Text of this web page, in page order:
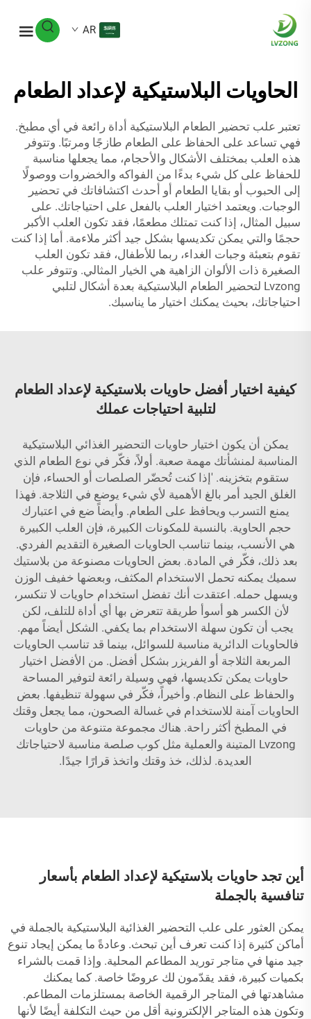
AR
الحاويات البلاستيكية لإعداد الطعام
تعتبر علب تحضير الطعام البلاستيكية أداة رائعة في أي مطبخ.
فهي تساعد على الحفاظ على الطعام طازجًا ومرتبًا. وتتوفر
هذه العلب بمختلف الأشكال والأحجام، مما يجعلها مناسبة
للحفاظ على كل شيء بدءًا من الفواكه والخضروات ووصولًا
إلى الحبوب أو بقايا الطعام أو أحدث اكتشافاتك في تحضير
الوجبات. ويعتمد اختيار العلب بالفعل على احتياجاتك. على
سبيل المثال، إذا كنت تمتلك مطعمًا، فقد تكون العلب الأكبر
حجمًا والتي يمكن تكديسها بشكل جيد أكثر ملاءمة. أما إذا كنت
تقوم بتعبئة وجبات الغداء، ربما للأطفال، فقد تكون العلب
الصغيرة ذات الألوان الزاهية هي الخيار المثالي. وتتوفر علب
Lvzong لتحضير الطعام البلاستيكية بعدة أشكال لتلبي
احتياجاتك، بحيث يمكنك اختيار ما يناسبك.
كيفية اختيار أفضل حاويات بلاستيكية لإعداد الطعام
لتلبية احتياجات عملك
يمكن أن يكون اختيار حاويات التحضير الغذائي البلاستيكية
المناسبة لمنشأتك مهمة صعبة. أولاً، فكّر في نوع الطعام الذي
ستقوم بتخزينه. 'إذا كنت تُحضّر الصلصات أو الحساء، فإن
الغلق الجيد أمر بالغ الأهمية لأي شيء يوضع في الثلاجة. فهذا
يمنع التسرب ويحافظ على الطعام. وأيضاً ضع في اعتبارك
حجم الحاوية. بالنسبة للمكونات الكبيرة، فإن العلب الكبيرة
هي الأنسب، بينما تناسب الحاويات الصغيرة التقديم الفردي.
بعد ذلك، فكّر في المادة. بعض الحاويات مصنوعة من بلاستيك
سميك يمكنه تحمل الاستخدام المكثف، وبعضها خفيف الوزن
ويسهل حمله. اعتقدت أنك تفضل استخدام حاويات لا تنكسر،
لأن الكسر هو أسوأ طريقة تتعرض بها أي أداة للتلف، لكن
يجب أن تكون سهلة الاستخدام بما يكفي. الشكل أيضاً مهم.
فالحاويات الدائرية مناسبة للسوائل، بينما قد تناسب الحاويات
المربعة الثلاجة أو الفريزر بشكل أفضل. من الأفضل اختيار
حاويات يمكن تكديسها، فهي وسيلة رائعة لتوفير المساحة
والحفاظ على النظام. وأخيراً، فكّر في سهولة تنظيفها. بعض
الحاويات آمنة للاستخدام في غسالة الصحون، مما يجعل وقتك
في المطبخ أكثر راحة. هناك مجموعة متنوعة من حاويات
Lvzong المتينة والعملية مثل
كوب صلصة مناسبة لاحتياجاتك
العديدة. لذلك، خذ وقتك واتخذ قرارًا جيدًا.
أين تجد حاويات بلاستيكية لإعداد الطعام بأسعار
تنافسية بالجملة
يمكن العثور على علب التحضير الغذائية البلاستيكية بالجملة في
أماكن كثيرة إذا كنت تعرف أين تبحث. وعادةً ما يمكن إيجاد تنوع
جيد منها في متاجر توريد المطاعم المحلية. وإذا قمت بالشراء
بكميات كبيرة، فقد يقدّمون لك عروضًا خاصة. كما يمكنك
مشاهدتها في المتاجر الرقمية الخاصة بمستلزمات المطاعم.
وتكون هذه المتاجر الإلكترونية أقل من حيث التكلفة أيضًا لأنها